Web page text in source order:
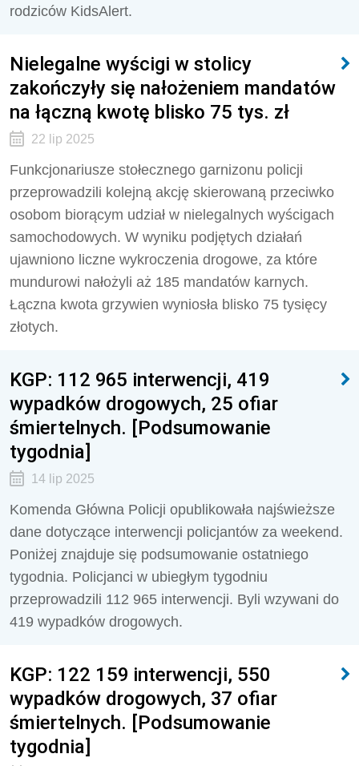
rodziców KidsAlert.
Nielegalne wyścigi w stolicy
zakończyły się nałożeniem mandatów
na łączną kwotę blisko 75 tys. zł
22 lip 2025
Funkcjonariusze stołecznego garnizonu policji
przeprowadzili kolejną akcję skierowaną przeciwko
osobom biorącym udział w nielegalnych wyścigach
samochodowych. W wyniku podjętych działań
ujawniono liczne wykroczenia drogowe, za które
mundurowi nałożyli aż 185 mandatów karnych.
Łączna kwota grzywien wyniosła blisko 75 tysięcy
złotych.
KGP: 112 965 interwencji, 419
wypadków drogowych, 25 ofiar
śmiertelnych. [Podsumowanie
tygodnia]
14 lip 2025
Komenda Główna Policji opublikowała najświeższe
dane dotyczące interwencji policjantów za weekend.
Poniżej znajduje się podsumowanie ostatniego
tygodnia. Policjanci w ubiegłym tygodniu
przeprowadzili 112 965 interwencji. Byli wzywani do
419 wypadków drogowych.
KGP: 122 159 interwencji, 550
wypadków drogowych, 37 ofiar
śmiertelnych. [Podsumowanie
tygodnia]